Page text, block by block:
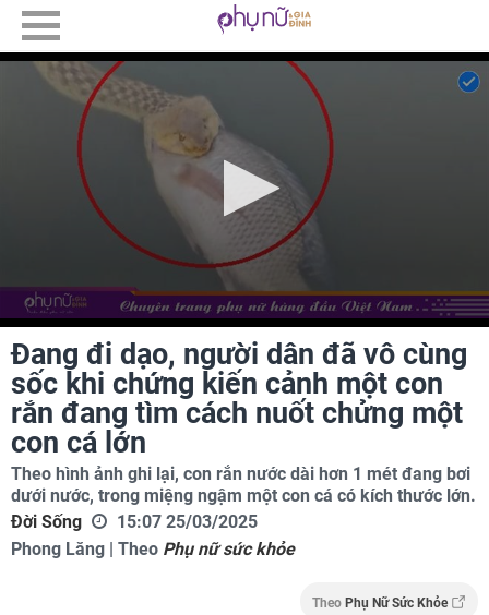
Đang đi dạo, người dân đã vô cùng
sốc khi chứng kiến cảnh một con
rắn đang tìm cách nuốt chửng một
con cá lớn
Theo hình ảnh ghi lại, con rắn nước dài hơn 1 mét đang bơi
dưới nước, trong miệng ngậm một con cá có kích thước lớn.
Đời Sống
15:07 25/03/2025
Phong Lăng | Theo Phụ nữ sức khỏe
Theo Phụ Nữ Sức Khỏe